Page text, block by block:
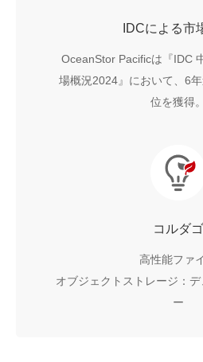
IDCによる市
OceanStor Pacificは『IDC
場概況2024』において、6
位を獲得。
コルダゴ
高性能ファ
オブジェクトストレージ：
ー